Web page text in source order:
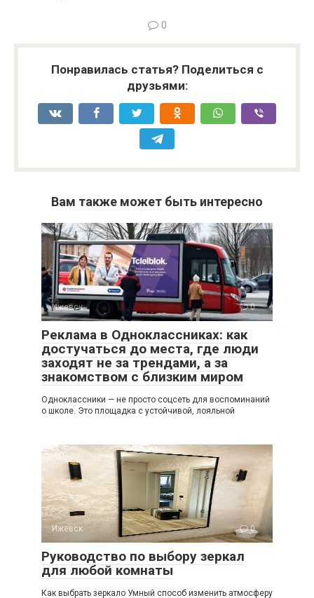
0
Понравилась статья? Поделиться с
друзьями:
Вам также может быть интересно
Ижевск 0
Реклама в Одноклассниках: как
достучаться до места, где люди
заходят не за трендами, а за
знакомством с близким миром
Одноклассники — не просто соцсеть для воспоминаний
о школе. Это площадка с устойчивой, лояльной
Ижевск 0
Руководство по выбору зеркал
для любой комнаты
Как выбрать зеркало Умный способ изменить атмосферу